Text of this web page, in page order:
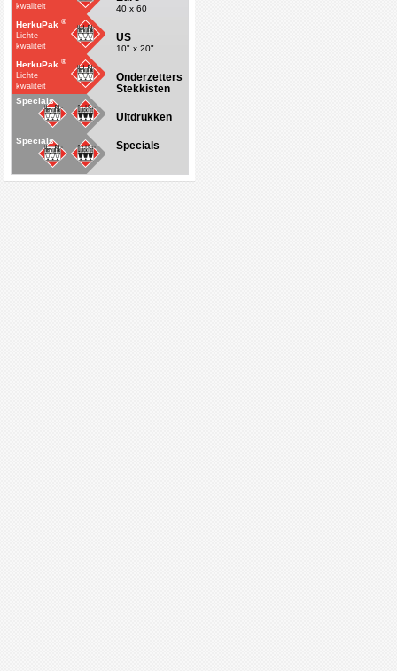
kwaliteit
40 x 60
HerkuPak ®
Lichte
kwaliteit
US
10" x 20"
HerkuPak ®
Lichte
kwaliteit
Onderzetters
Stekkisten
Specials
Uitdrukken
Specials Specials